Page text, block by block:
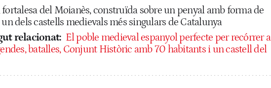
del Moianès, construïda sobre un penyal amb forma de
un dels castells medievals més singulars de Catalunya
relacionat: El poble medieval espanyol perfecte per recórrer a
batalles, Conjunt Històric amb 70 habitants i un castell del